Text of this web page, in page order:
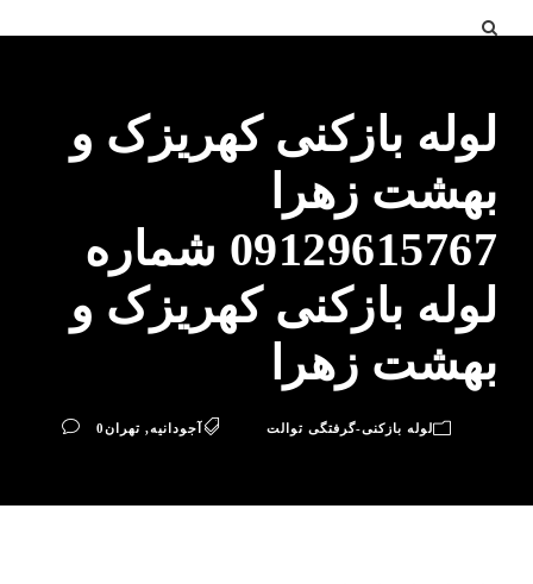
لوله بازکنی کهریزک و
بهشت زهرا
09129615767 شماره
لوله بازکنی کهریزک و
بهشت زهرا
لوله بازکنی-گرفتگی توالت آجودانیه, تهران0